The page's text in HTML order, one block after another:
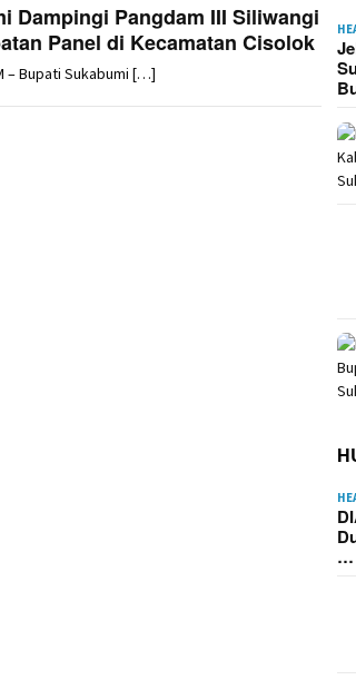
Dampingi Pangdam III Siliwangi
Panel di Kecamatan Cisolok
– Bupati Sukabumi […]
…